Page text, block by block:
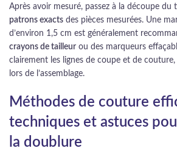
Après avoir mesuré, passez à la découpe du
patrons exacts des pièces mesurées. Une
d’environ 1,5 cm est généralement
crayons de tailleur ou des marqueurs
clairement les lignes de coupe et de
lors de l’assemblage.
Méthodes de couture
techniques et astuces
la doublure